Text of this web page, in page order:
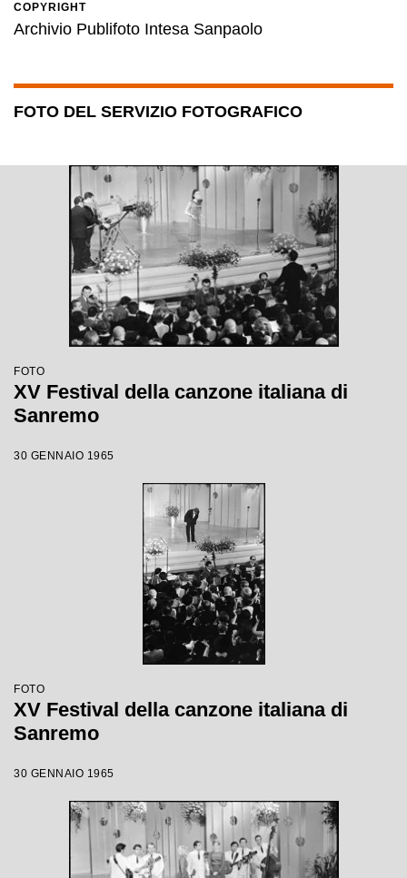
COPYRIGHT
Archivio Publifoto Intesa Sanpaolo
FOTO DEL SERVIZIO FOTOGRAFICO
FOTO
XV Festival della canzone italiana di
Sanremo
30 GENNAIO 1965
FOTO
XV Festival della canzone italiana di
Sanremo
30 GENNAIO 1965